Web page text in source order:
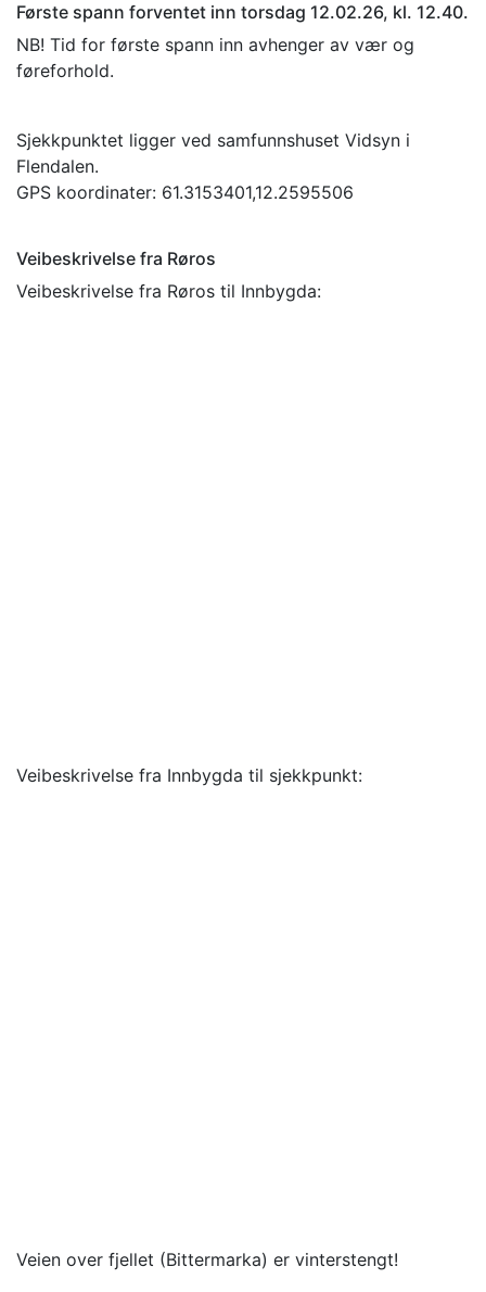
Første spann forventet inn torsdag 12.02.26, kl. 12.40.
NB! Tid for første spann inn avhenger av vær og
føreforhold.
Sjekkpunktet ligger ved samfunnshuset Vidsyn i
Flendalen.
GPS koordinater: 61.3153401,12.2595506
Veibeskrivelse fra Røros
Veibeskrivelse fra Røros til Innbygda:
Veibeskrivelse fra Innbygda til sjekkpunkt:
Veien over fjellet (Bittermarka) er vinterstengt!